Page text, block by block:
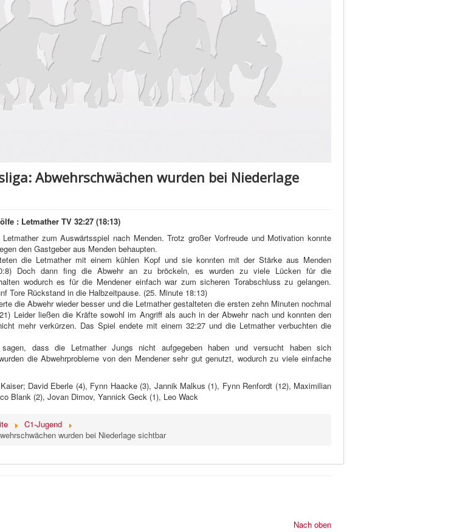
Abwehrschwächen wurden bei Niederlage
: Letmather TV 32:27 (18:13)
zum Auswärtsspiel nach Menden. Trotz großer Vorfreude und Motivation konnte
den Gastgeber aus Menden behaupten.
die Letmather mit einem kühlen Kopf und sie konnten mit der Stärke aus Menden
Doch dann fing die Abwehr an zu bröckeln, es wurden zu viele Lücken für die
wodurch es für die Mendener einfach war zum sicheren Torabschluss zu gelangen.
Tore Rückstand in die Halbzeitpause. (25. Minute 18:13)
die Abwehr wieder besser und die Letmather gestalteten die ersten zehn Minuten nochmal
Leider ließen die Kräfte sowohl im Angriff als auch in der Abwehr nach und konnten den
mehr verkürzen. Das Spiel endete mit einem 32:27 und die Letmather verbuchten die
dass die Letmather Jungs nicht aufgegeben haben und versucht haben sich
die Abwehrprobleme von den Mendener sehr gut genutzt, wodurch zu viele einfache
David Eberle (4), Fynn Haacke (3), Jannik Malkus (1), Fynn Renfordt (12), Maximilian
Blank (2), Jovan Dimov, Yannick Geck (1), Leo Wack
C1-Jugend
wurden bei Niederlage sichtbar
Nach oben